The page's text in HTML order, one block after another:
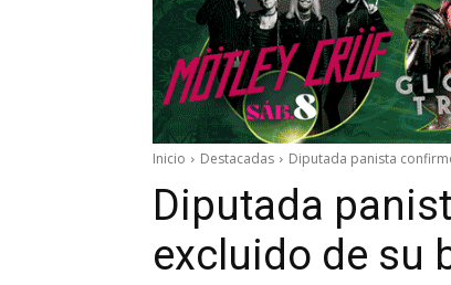
Inicio Destacadas Diputada panista
Diputada
excluido de su